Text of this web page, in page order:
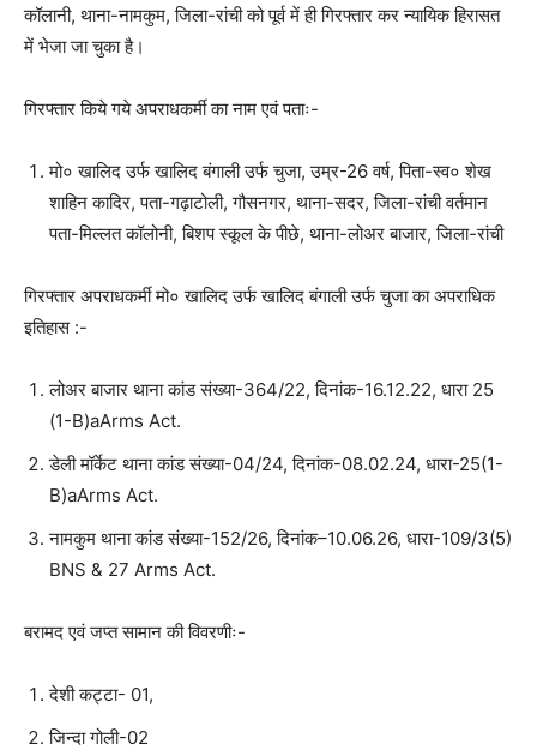
कॉलानी, थाना-नामकुम, जिला-रांची को पूर्व में ही गिरफ्तार कर न्यायिक हिरासत
में भेजा जा चुका है।
गिरफ्तार किये गये अपराधकर्मी का नाम एवं पताः-
मो० खालिद उर्फ खालिद बंगाली उर्फ चुजा, उम्र-26 वर्ष, पिता-स्व० शेख
शाहिन कादिर, पता-गढ़ाटोली, गौसनगर, थाना-सदर, जिला-रांची वर्तमान
पता-मिल्लत कॉलोनी, बिशप स्कूल के पीछे, थाना-लोअर बाजार, जिला-रांची
गिरफ्तार अपराधकर्मी मो० खालिद उर्फ खालिद बंगाली उर्फ चुजा का अपराधिक
इतिहास :-
लोअर बाजार थाना कांड संख्या-364/22, दिनांक-16.12.22, धारा 25
(1-B)aArms Act.
डेली मॉर्केट थाना कांड संख्या-04/24, दिनांक-08.02.24, धारा-25(1-
B)aArms Act.
नामकुम थाना कांड संख्या-152/26, दिनांक–10.06.26, धारा-109/3(5)
BNS & 27 Arms Act.
बरामद एवं जप्त सामान की विवरणीः-
देशी कट्टा- 01,
जिन्दा गोली-02